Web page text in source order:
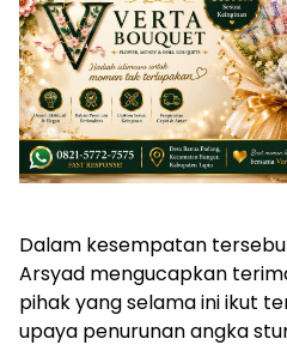
Dalam kesempatan
Arsyad mengucapkan
pihak yang selama ini ikut
upaya penurunan angka